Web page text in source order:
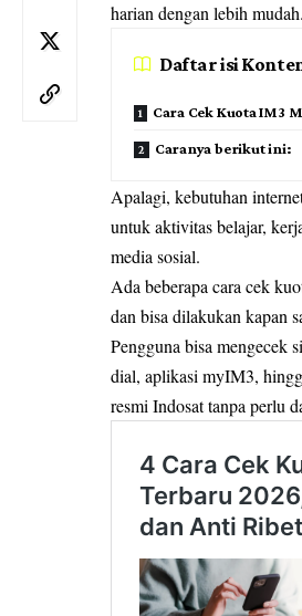
harian dengan lebih mudah.
Daftar isi
Cara Cek Kuota IM3
Caranya berikut ini:
Apalagi, kebutuhan
untuk aktivitas belajar,
media sosial.
Ada beberapa cara cek
dan bisa dilakukan kapan
Pengguna bisa mengecek
dial, aplikasi myIM3,
resmi Indosat tanpa perlu